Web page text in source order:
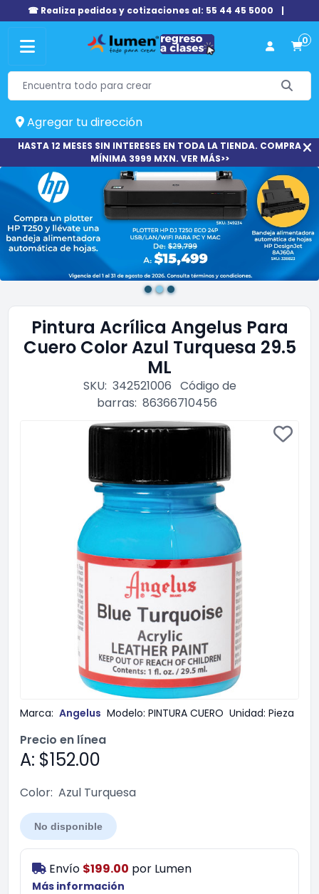
☎ Realiza pedidos y cotizaciones al: 55 44 45 5000 |
0
Agregar tu dirección
HASTA 12 MESES SIN INTERESES EN TODA LA TIENDA. COMPRA
MÍNIMA 3999 MXN. VER MÁS>>
Pintura Acrílica Angelus Para
Cuero Color Azul Turquesa 29.5
ML
SKU: 342521006 Código de
barras: 86366710456
Marca: Angelus Modelo: PINTURA CUERO Unidad: Pieza
Precio en línea
A: $152.00
Color: Azul Turquesa
No disponible
Envío $199.00 por Lumen
Más información